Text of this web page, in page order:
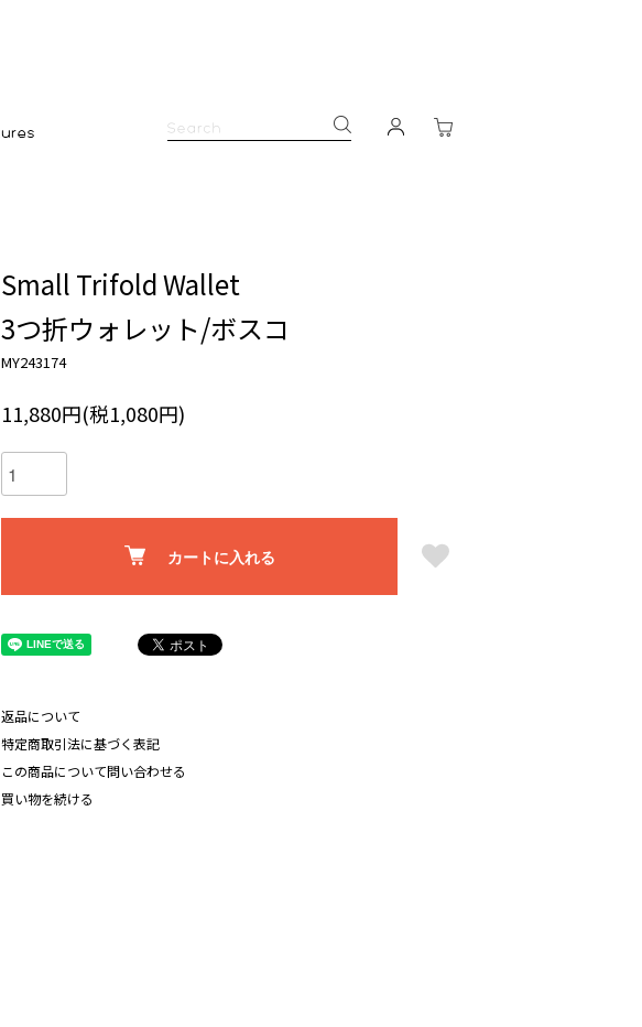
Small Trifold Wallet
3つ折ウォレット/ボスコ
MY243174
11,880円(税1,080円)
カートに入れる
返品について
特定商取引法に基づく表記
この商品について問い合わせる
買い物を続ける